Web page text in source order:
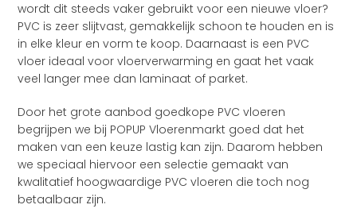
wordt dit steeds vaker gebruikt voor een nieuwe vloer?
PVC is zeer slijtvast, gemakkelijk schoon te houden en is
in elke kleur en vorm te koop. Daarnaast is een PVC
vloer ideaal voor vloerverwarming en gaat het vaak
veel langer mee dan laminaat of parket.
Door het grote aanbod goedkope PVC vloeren
begrijpen we bij POPUP Vloerenmarkt goed dat het
maken van een keuze lastig kan zijn. Daarom hebben
we speciaal hiervoor een selectie gemaakt van
kwalitatief hoogwaardige PVC vloeren die toch nog
betaalbaar zijn.